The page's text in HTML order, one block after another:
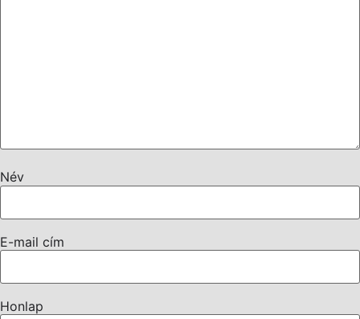
Név
E-mail cím
Honlap